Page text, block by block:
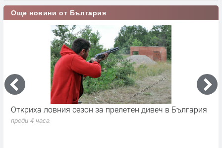
Още новини от България
Откриха ловния сезон за прелетен дивеч в България
преди 4 часа